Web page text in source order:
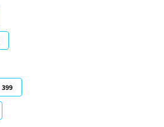
399